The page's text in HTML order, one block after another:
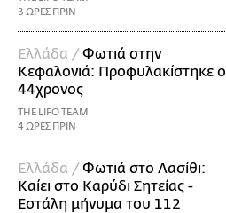
3 ΩΡΕΣ ΠΡΙΝ
Ελλάδα /Φωτιά στην
Κεφαλονιά: Προφυλακίστηκε ο
44χρονος
THE LIFO TEAM
4 ΩΡΕΣ ΠΡΙΝ
Ελλάδα /Φωτιά στο Λασίθι:
Καίει στο Καρύδι Σητείας -
Εστάλη μήνυμα του 112